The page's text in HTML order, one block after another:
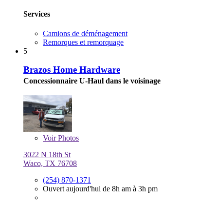
Services
Camions de déménagement
Remorques et remorquage
5
Brazos Home Hardware
Concessionnaire U-Haul dans le voisinage
VoirPhotos
3022 N 18th St
Waco, TX 76708
(254) 870-1371
Ouvert aujourd'hui de 8h am à 3h pm